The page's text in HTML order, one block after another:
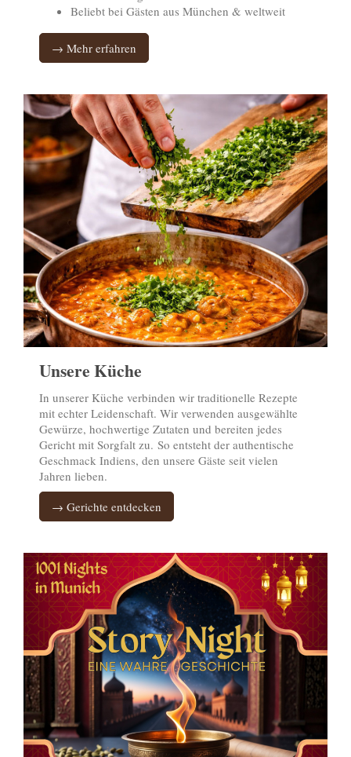
Beliebt bei Gästen aus München & weltweit
→ Mehr erfahren
Unsere Küche
In unserer Küche verbinden wir traditionelle Rezepte
mit echter Leidenschaft. Wir verwenden ausgewählte
Gewürze, hochwertige Zutaten und bereiten jedes
Gericht mit Sorgfalt zu. So entsteht der authentische
Geschmack Indiens, den unsere Gäste seit vielen
Jahren lieben.
→ Gerichte entdecken